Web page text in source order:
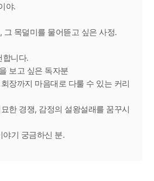
야.
그 목덜미를 물어뜯고 싶은 사정.
니다.
보고 싶은 독자분
장까지 마음대로 다룰 수 있는 커리
한 경쟁, 감정의 설왕설래를 꿈꾸시
야기 궁금하신 분.